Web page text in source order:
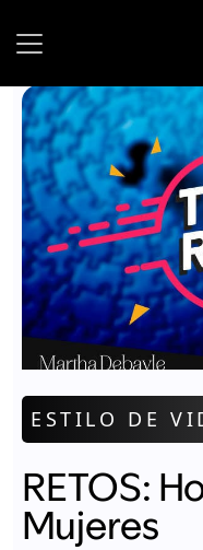
ESTILO DE
RETOS:
Mujeres